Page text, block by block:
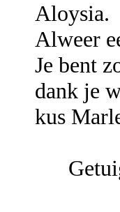
Aloysia.
Alweer
Je bent
dank je
kus